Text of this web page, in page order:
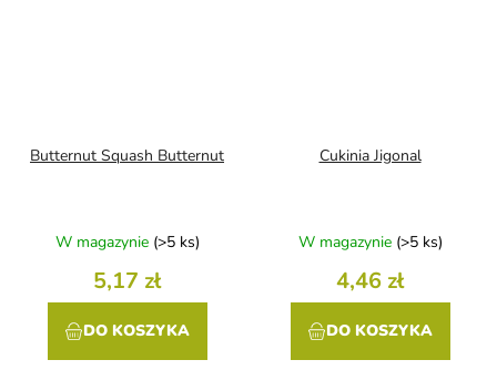
Butternut Squash Butternut
W magazynie (>5 ks)
5,17 zł
DO KOSZYKA
Cukinia Jigonal
W magazynie (>5 ks)
4,46 zł
DO KOSZYKA